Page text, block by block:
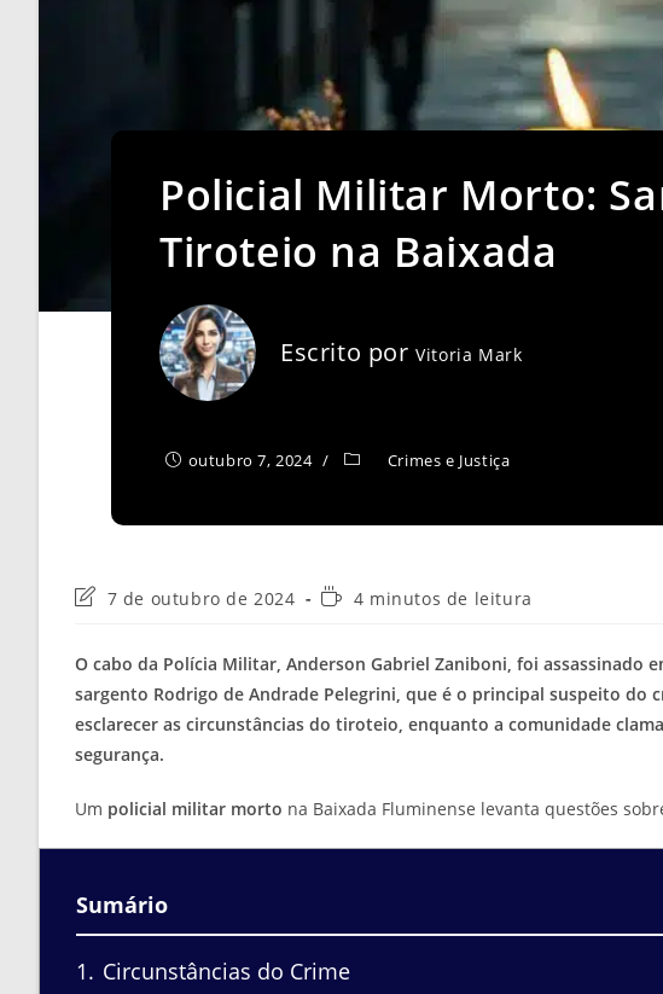
Policial Militar Morto:
Tiroteio na Baixada
Escrito porVitoria Mark
outubro 7, 2024 Crimes e Justiça
Última
post:
7 de outubro de 2024
Tempo4 minutos de leitura
O cabo da Polícia Militar, Anderson Gabriel Zaniboni, foi assassinado
sargento Rodrigo de Andrade Pelegrini, que é o principal suspeito do
esclarecer as circunstâncias do tiroteio, enquanto a comunidade
segurança.
Um policial militar morto na Baixada Fluminense levanta questões
Sumário
1
Circunstâncias do Crime